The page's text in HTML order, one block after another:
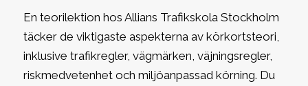
En teorilektion hos Allians Trafikskola Stockholm
täcker de viktigaste aspekterna av körkortsteori,
inklusive trafikregler, vägmärken, väjningsregler,
riskmedvetenhet och miljöanpassad körning. Du